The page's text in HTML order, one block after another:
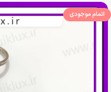
اتمام موجودی